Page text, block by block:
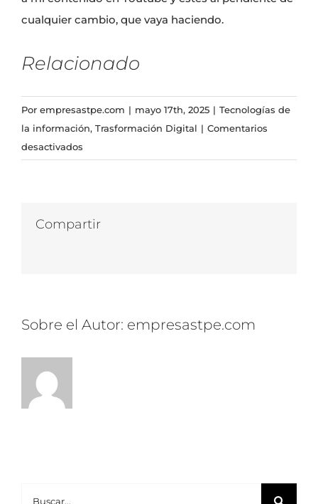
cualquier cambio, que vaya haciendo.
Relacionado
Por empresastpe.com | mayo 17th, 2025 | Tecnologías de
la información, Trasformación Digital | Comentarios
desactivados
Facturas
Compartir
Sobre el Autor: empresastpe.com